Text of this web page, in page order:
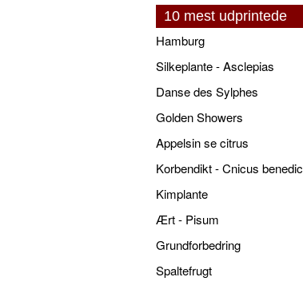
10 mest udprintede
Hamburg
Silkeplante - Asclepias
Danse des Sylphes
Golden Showers
Appelsin se citrus
Korbendikt - Cnicus
Kimplante
Ært - Pisum
Grundforbedring
Spaltefrugt